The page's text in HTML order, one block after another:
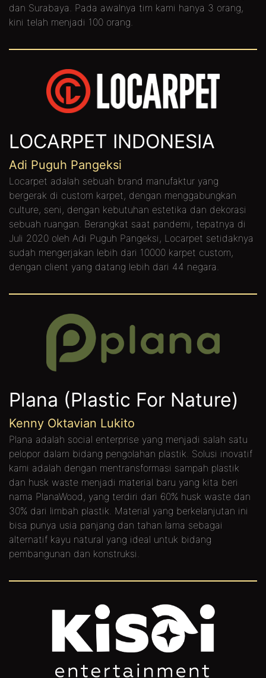
dan Surabaya. Pada awalnya tim kami hanya 3 orang,
kini telah menjadi 100 orang.
LOCARPET INDONESIA
Adi Puguh Pangeksi
Locarpet adalah sebuah brand manufaktur yang
bergerak di custom karpet, dengan menggabungkan
culture, seni, dengan kebutuhan estetika dan dekorasi
sebuah ruangan. Berangkat saat pandemi, tepatnya di
Juli 2020 oleh Adi Puguh Pangeksi, Locarpet setidaknya
sudah mengerjakan lebih dari 10000 karpet custom,
dengan client yang datang lebih dari 44 negara.
Plana (Plastic For Nature)
Kenny Oktavian Lukito
Plana adalah social enterprise yang menjadi salah satu
pelopor dalam bidang pengolahan plastik. Solusi inovatif
kami adalah dengan mentransformasi sampah plastik
dan husk waste menjadi material baru yang kita beri
nama PlanaWood, yang terdiri dari 60% husk waste dan
30% dari limbah plastik. Material yang berkelanjutan ini
bisa punya usia panjang dan tahan lama sebagai
alternatif kayu natural yang ideal untuk bidang
pembangunan dan konstruksi.